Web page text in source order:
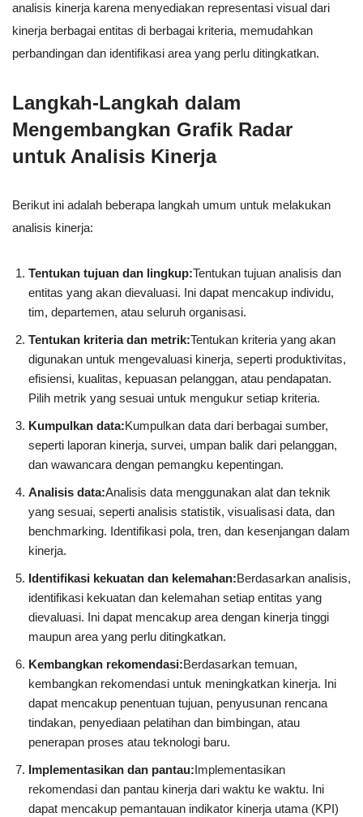
analisis kinerja karena menyediakan representasi visual dari
kinerja berbagai entitas di berbagai kriteria, memudahkan
perbandingan dan identifikasi area yang perlu ditingkatkan.
Langkah-Langkah dalam
Mengembangkan Grafik Radar
untuk Analisis Kinerja
Berikut ini adalah beberapa langkah umum untuk melakukan
analisis kinerja:
Tentukan tujuan dan lingkup:Tentukan tujuan analisis dan
entitas yang akan dievaluasi. Ini dapat mencakup individu,
tim, departemen, atau seluruh organisasi.
Tentukan kriteria dan metrik:Tentukan kriteria yang akan
digunakan untuk mengevaluasi kinerja, seperti produktivitas,
efisiensi, kualitas, kepuasan pelanggan, atau pendapatan.
Pilih metrik yang sesuai untuk mengukur setiap kriteria.
Kumpulkan data:Kumpulkan data dari berbagai sumber,
seperti laporan kinerja, survei, umpan balik dari pelanggan,
dan wawancara dengan pemangku kepentingan.
Analisis data:Analisis data menggunakan alat dan teknik
yang sesuai, seperti analisis statistik, visualisasi data, dan
benchmarking. Identifikasi pola, tren, dan kesenjangan dalam
kinerja.
Identifikasi kekuatan dan kelemahan:Berdasarkan analisis,
identifikasi kekuatan dan kelemahan setiap entitas yang
dievaluasi. Ini dapat mencakup area dengan kinerja tinggi
maupun area yang perlu ditingkatkan.
Kembangkan rekomendasi:Berdasarkan temuan,
kembangkan rekomendasi untuk meningkatkan kinerja. Ini
dapat mencakup penentuan tujuan, penyusunan rencana
tindakan, penyediaan pelatihan dan bimbingan, atau
penerapan proses atau teknologi baru.
Implementasikan dan pantau:Implementasikan
rekomendasi dan pantau kinerja dari waktu ke waktu. Ini
dapat mencakup pemantauan indikator kinerja utama (KPI)